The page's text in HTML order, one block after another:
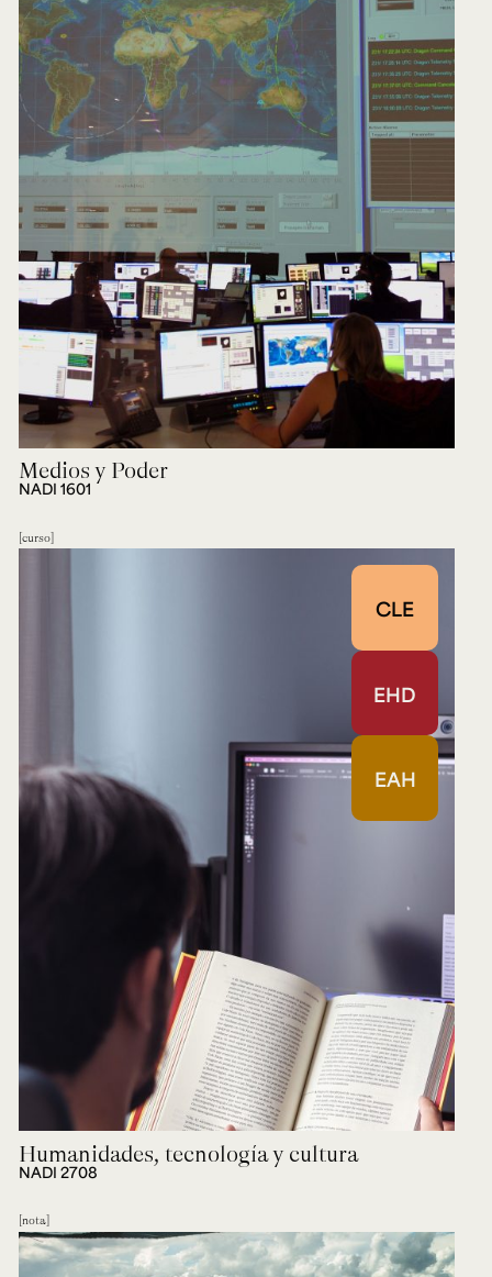
Medios y Poder
NADI 1601
curso
CLE
EHD
EAH
Humanidades, tecnología y cultura
NADI 2708
nota